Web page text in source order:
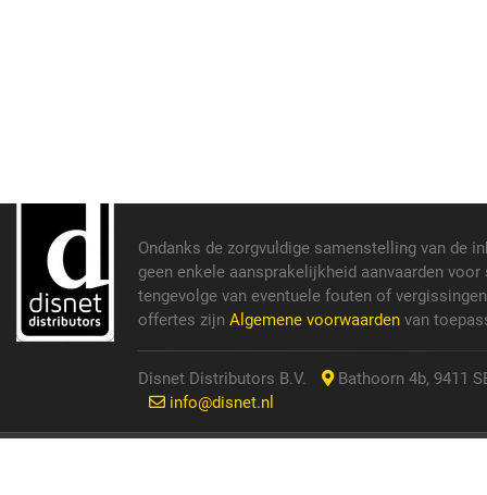
Ondanks de zorgvuldige samenstelling van de
geen enkele aansprakelijkheid aanvaarden
tengevolge van eventuele fouten of
offertes zijn Algemene voorwaarden van
Disnet Distributors B.V.
Bathoorn 4b, 9411
info@disnet.nl